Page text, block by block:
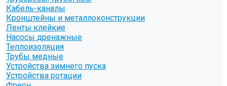
Кабель-каналы
Кронштейны и металлоконструкции
Ленты клейкие
Насосы дренажные
Теплоизоляция
Трубы медные
Устройства зимнего пуска
Устройства ротации